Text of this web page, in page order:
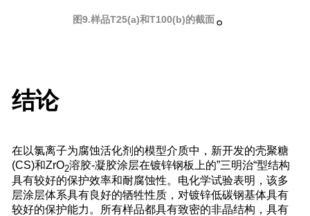
图9.样品T25(a)和T100(b)的截面。
结论
在以氯离子为腐蚀活化剂的模型介质中，新开发的壳聚糖
(CS)和ZrO2溶胶-凝胶涂层在镀锌钢板上的”三明治“型结构
具有较好的保护效率和耐腐蚀性。电化学试验表明，该多
层涂层体系具有良好的牺牲性质，对镀锌低碳钢基体具有
较好的保护能力。所有样品都具有致密的非晶结构，具有